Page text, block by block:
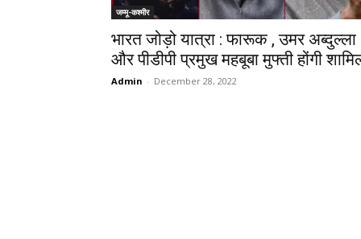
जम्मू-कश्मीर
भारत जोड़ो यात्रा : फारूक , उमर अब्दुल्ला
और पीडीपी प्रमुख महबूबा मुफ्ती होंगी
Admin - December 28, 2022